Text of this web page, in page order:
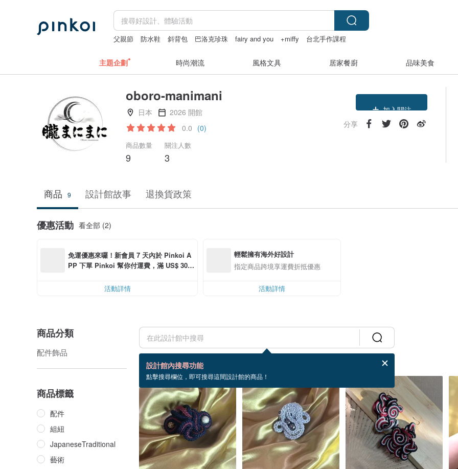
父親節 防水鞋 斜背包 巴洛克珍珠 fairy and you +miffy
台北手作課程
主題企劃 時尚潮流 風格文具 居家餐廚 品味美食
oboro-manimani
日本
2026 開館
0.0 (0)
商品數量
9
關注人數
3
分享
商品 9 設計館故事 退換貨政策
優惠活動 看全部 (2)
免運優惠來囉！新會員 7 天內於 Pinkoi A
PP 下單 Pinkoi 幫你付運費，滿 US$ 30.0
活動詳情
輕鬆擁有海外好設計
指定商品跨境享運費折抵優惠
活動詳情
商品分類
配件飾品
商品標籤
配件
組紐
JapaneseTraditional
藝術
設計館內搜尋功能
點擊搜尋欄位，即可搜尋這間設計館的商品！
9 個商品